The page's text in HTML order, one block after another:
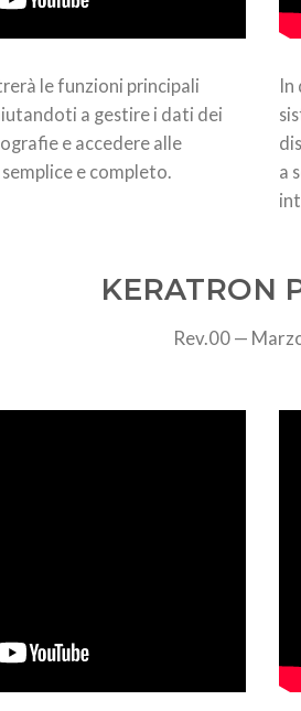
le funzioni principali
a gestire i dati dei
e accedere alle
e completo.
In
a
KERATRON
Rev.00 —